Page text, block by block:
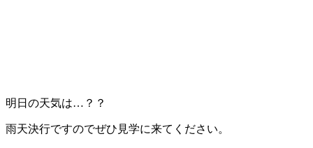
明日の天気は…？？
雨天決行ですのでぜひ見学に来てください。